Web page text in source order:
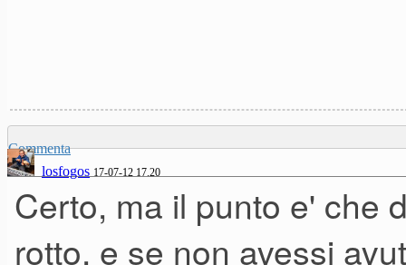
Commenta
losfogos 17-07-12 17.20
Certo, ma il punto e' che
rotto, e se non avessi